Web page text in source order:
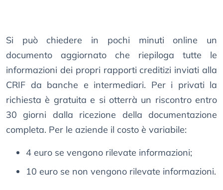
Si può chiedere in pochi minuti online un
documento aggiornato che riepiloga tutte le
informazioni dei propri rapporti creditizi inviati alla
CRIF da banche e intermediari. Per i privati la
richiesta è gratuita e si otterrà un riscontro entro
30 giorni dalla ricezione della documentazione
completa. Per le aziende il costo è variabile:
4 euro se vengono rilevate informazioni;
10 euro se non vengono rilevate informazioni.